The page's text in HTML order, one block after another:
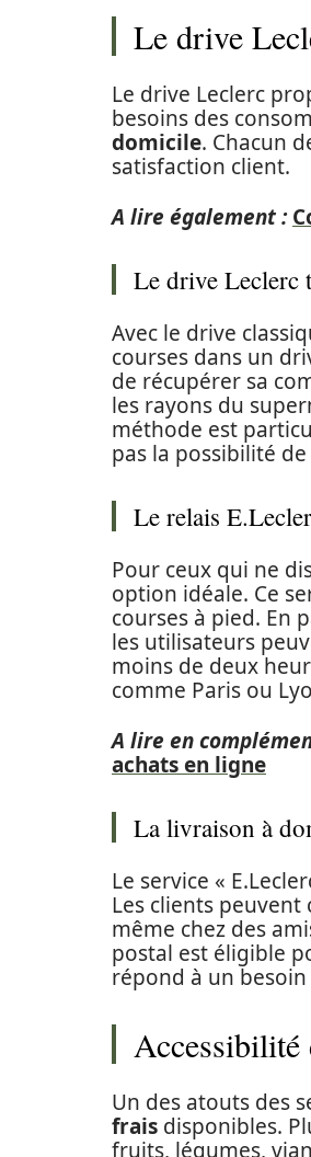
Le drive
Le drive Leclerc
besoins des
domicile. Chacun
satisfaction client.
A lire également :
Le drive Leclerc
Avec le drive
courses dans un
de récupérer sa
les rayons du
méthode est
pas la possibilité
Le relais
Pour ceux qui ne
option idéale. Ce
courses à pied. En
les utilisateurs
moins de deux
comme Paris ou
A lire en
achats en ligne
La livraison à
Le service «
Les clients
même chez des
postal est éligible
répond à un
Accessibilité
Un des atouts des
frais disponibles.
fruits, légumes,